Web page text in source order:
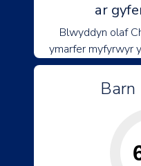
ar
Blwyddyn olaf
ymarfer myfyrwyr